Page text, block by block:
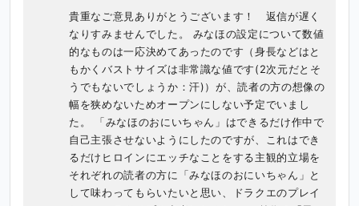
貴重なご意見ありがとうございます！　返信が遅く
なりすみませんでした。 みなほの設定について数値
的なものは一応決めてあったのです（身長などはと
もかくバストサイズは非常識な値です(2次元だとそ
うでもないでしょうか：汗)）が、読者の方の想像の
幅を狭めないためオープンにしない予定でいまし
た。 「みなほのおにいちゃん」はできるだけ作中で
自己主張させないようにしたのですが、これはでき
るだけヒロインにエッチなことをする主観的立場を
それぞれの読者の方に「みなほのおにいちゃん」と
して味わってもらいたいと思い、ドラクエのプレイ